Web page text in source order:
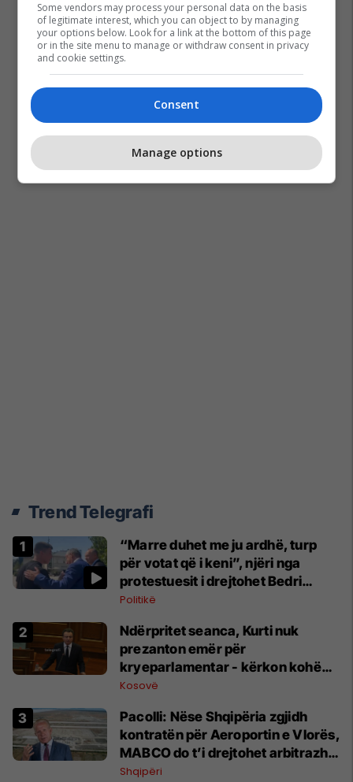
Trend Telegrafi
“Marre duhet me ju ardhë, turp
për votat që i keni”, njëri nga
protestuesit i drejtohet Bedri
Hamzës
Politikë
Ndërpritet seanca, Kurti nuk
prezanton emër për
kryeparlamentar - kërkon kohë
shtesë për marrëveshje politike
Kosovë
Pacolli: Nëse Shqipëria zgjidh
kontratën për Aeroportin e Vlorës,
MABCO do t’i drejtohet arbitrazhit
ndërkombëtar
Shqipëri
Some vendors may process your personal data on the basis
of legitimate interest, which you can object to by managing
your options below. Look for a link at the bottom of this page
or in the site menu to manage or withdraw consent in privacy
and cookie settings.
Consent
Manage options